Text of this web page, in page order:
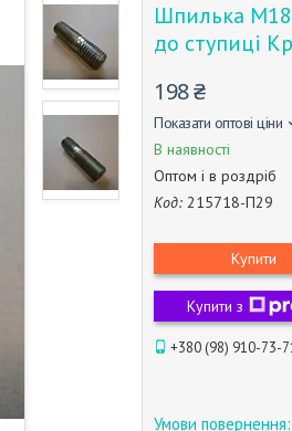
Шпилька
до ступиці
198 ₴
Показати оптові ціни
В наявності
Оптом і в роздріб
Код: 215718-П29
Купити
Купити з
+380 (98) 910-73-